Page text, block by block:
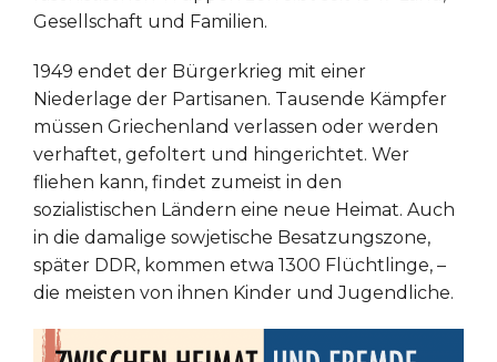
Gesellschaft und Familien.
1949 endet der Bürgerkrieg mit einer
Niederlage der Partisanen. Tausende Kämpfer
müssen Griechenland verlassen oder werden
verhaftet, gefoltert und hingerichtet. Wer
fliehen kann, findet zumeist in den
sozialistischen Ländern eine neue Heimat. Auch
in die damalige sowjetische Besatzungszone,
später DDR, kommen etwa 1300 Flüchtlinge, –
die meisten von ihnen Kinder und Jugendliche.